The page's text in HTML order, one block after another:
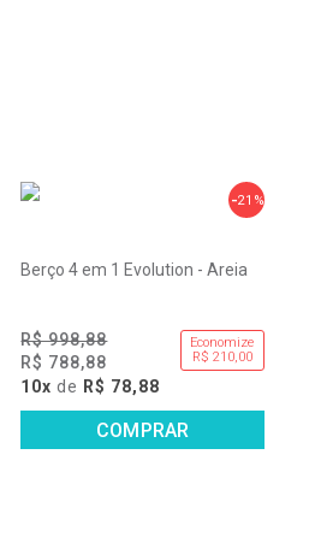
21%
Berço 4 em 1 Evolution - Areia
R$ 998,88
R$ 788,88
Economize
R$ 210,00
10x de R$ 78,88
COMPRAR